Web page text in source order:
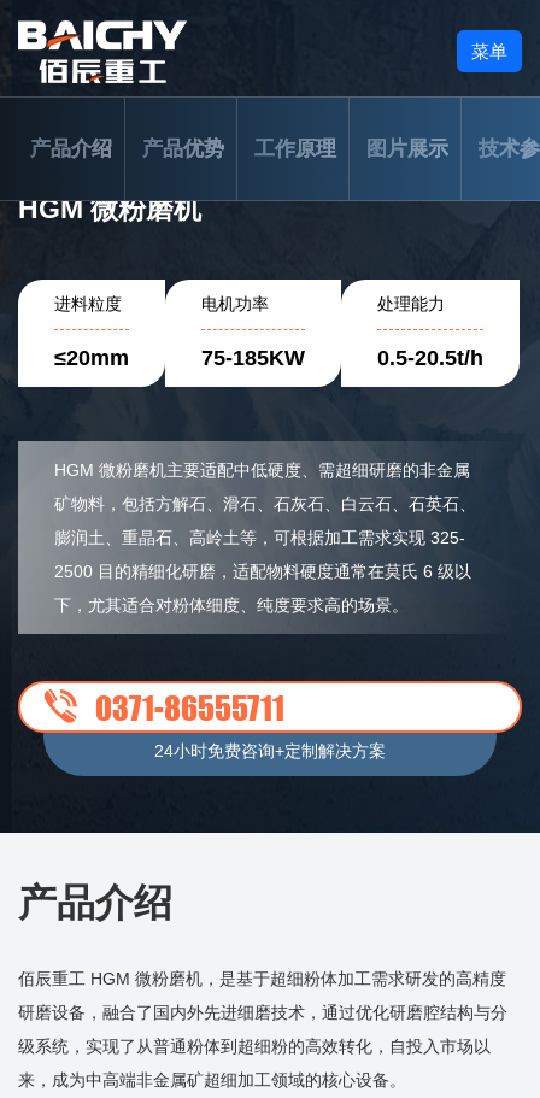
菜单
HGM 微粉磨机
进料粒度
≤20mm
电机功率
75-185KW
处理能力
0.5-20.5t/h
HGM 微粉磨机主要适配中低硬度、需超细研磨的非金属
矿物料，包括方解石、滑石、石灰石、白云石、石英石、
膨润土、重晶石、高岭土等，可根据加工需求实现 325-
2500 目的精细化研磨，适配物料硬度通常在莫氏 6 级以
下，尤其适合对粉体细度、纯度要求高的场景。
0371-86555711
24小时免费咨询+定制解决方案
产品介绍 产品优势 工作原理 图片展示 技术
产品介绍
佰辰重工 HGM 微粉磨机，是基于超细粉体加工需求研发的高精度
研磨设备，融合了国内外先进细磨技术，通过优化研磨腔结构与分
级系统，实现了从普通粉体到超细粉的高效转化，自投入市场以
来，成为中高端非金属矿超细加工领域的核心设备。